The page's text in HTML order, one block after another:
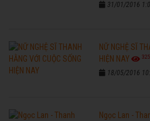
31/01/2016
NỮ NGHỆ SĨ
HIỆN NAY
18/05/2016
Ngọc Lan -